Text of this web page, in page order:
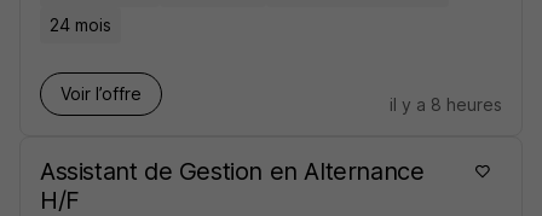
24 mois
Voir l’offre
il y a 8 heures
Assistant de Gestion en Alternance
H/F